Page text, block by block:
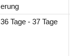
erung
36 Tage - 37 Tage